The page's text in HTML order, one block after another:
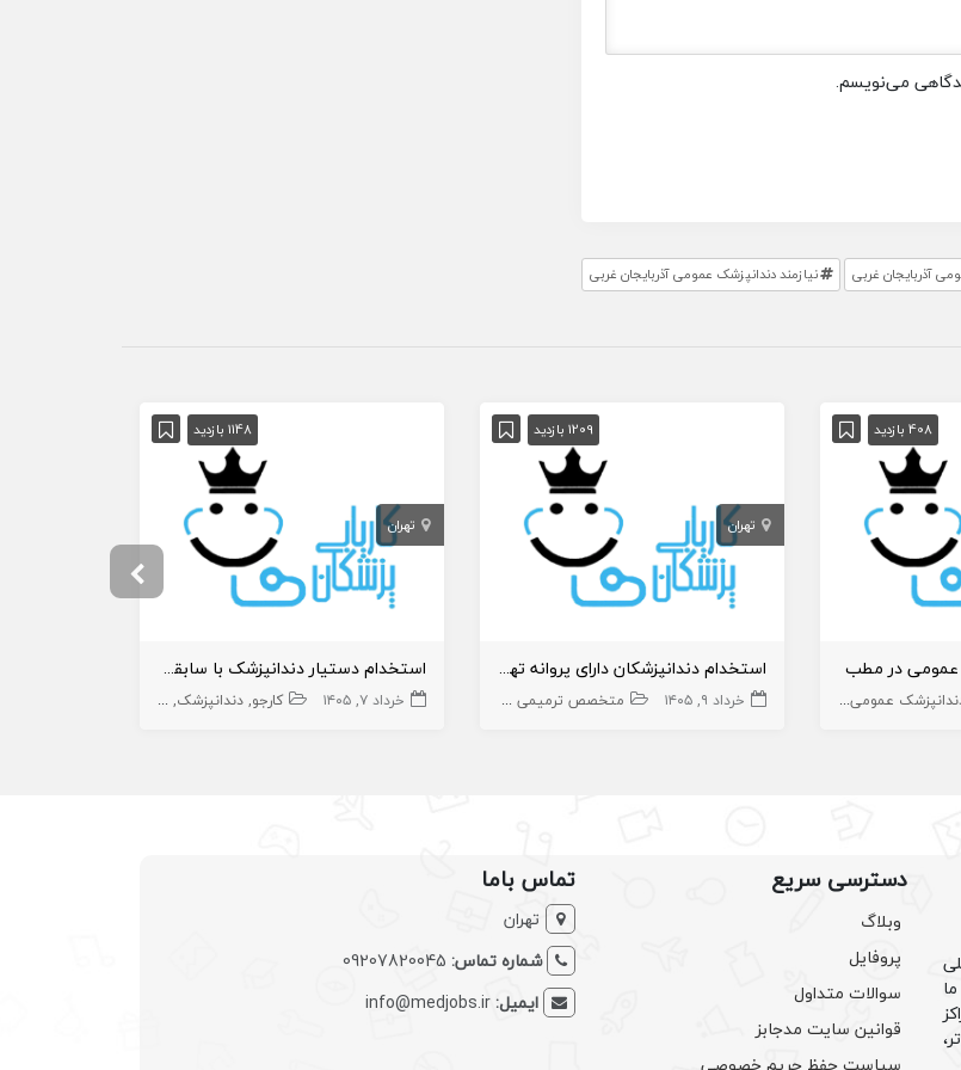
می‌نویسم.
آذربايجان غربی نیازمند دندانپزشک عمومی آذربايجان غربی
408 بازدید
عمومی در مطب
عمومی دندانپزشک
1209 بازدید
تهران
استخدام دندانپزشکان دارای پروانه تهران
خرداد ۹, ۱۴۰۵ متخصص ترمیمی و زیبایی دندانپزشک عمومی جراح فک و صورت دندانپزشک
1148 بازدید
تهران
استخدام دستیار دندانپزشک با سابقه کار
خرداد ۷, ۱۴۰۵ کارجو دندانپزشک دستیار دنداپزشک
دسترسی سریع
وبلاگ
پروفایل
سوالات متداول
قوانین سایت مدجابز
تماس باما
تهران
شماره تماس: 09207820045
ایمیل:info@medjobs.ir